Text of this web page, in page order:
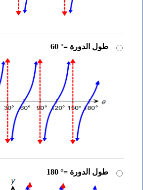
طول الدورة =° 60
طول الدورة =° 180